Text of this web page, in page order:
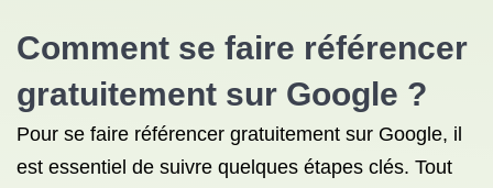
Comment se faire référencer
gratuitement sur Google ?
Pour se faire référencer gratuitement sur Google, il
est essentiel de suivre quelques étapes clés. Tout